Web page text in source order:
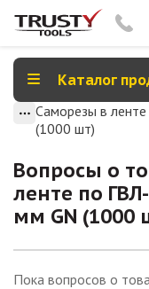
Каталог
Саморезы в
(1000 шт)
Вопросы о
ленте по
мм GN (1000
Пока вопросов о